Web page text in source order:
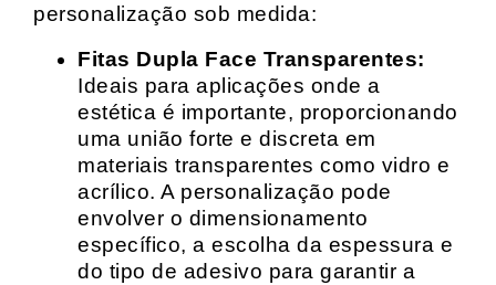
personalização sob medida:
Fitas Dupla Face Transparentes:
Ideais para aplicações onde a
estética é importante, proporcionando
uma união forte e discreta em
materiais transparentes como vidro e
acrílico. A personalização pode
envolver o dimensionamento
específico, a escolha da espessura e
do tipo de adesivo para garantir a